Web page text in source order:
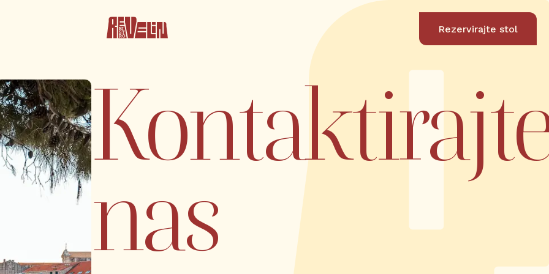
Rezervirajte stol
REVELIN BISTRO
DUBROVAčKE GRADSKE ZIDINE
UL. SVETOG DOMINIKA BB
20000 DUBOROVNIK
FACEBOOK
INSTAGRAM
TRIPADVISOR
info@bistro-revelin.com
nas